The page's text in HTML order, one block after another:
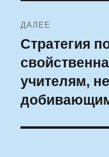
ДАЛЕЕ
Следующая
запись:
Стратегия
учителям,